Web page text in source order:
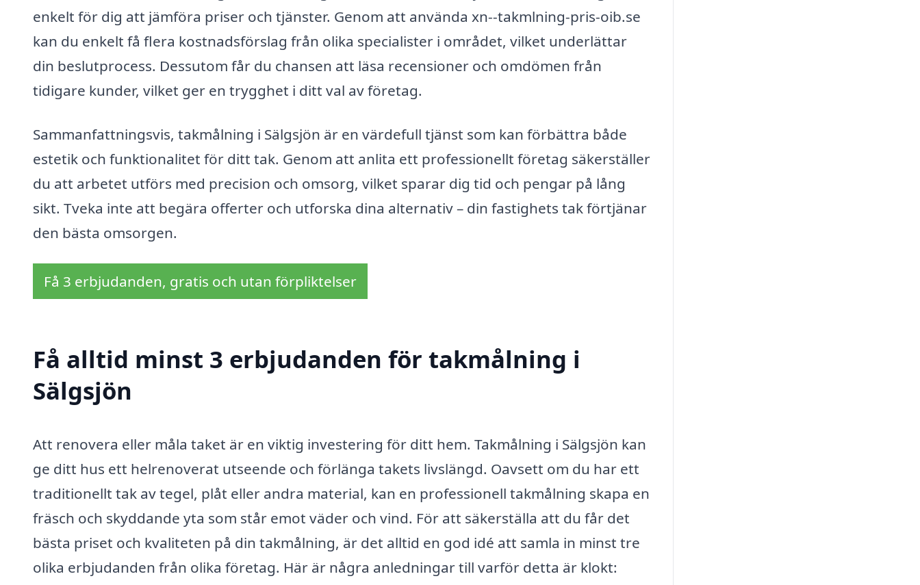
enkelt för dig att jämföra priser och tjänster. Genom att använda xn--takmlning-pris-oib.se
kan du enkelt få flera kostnadsförslag från olika specialister i området, vilket underlättar
din beslutprocess. Dessutom får du chansen att läsa recensioner och omdömen från
tidigare kunder, vilket ger en trygghet i ditt val av företag.
Sammanfattningsvis, takmålning i Sälgsjön är en värdefull tjänst som kan förbättra både
estetik och funktionalitet för ditt tak. Genom att anlita ett professionellt företag säkerställer
du att arbetet utförs med precision och omsorg, vilket sparar dig tid och pengar på lång
sikt. Tveka inte att begära offerter och utforska dina alternativ – din fastighets tak förtjänar
den bästa omsorgen.
Få 3 erbjudanden, gratis och utan förpliktelser
Få alltid minst 3 erbjudanden för takmålning i
Sälgsjön
Att renovera eller måla taket är en viktig investering för ditt hem. Takmålning i Sälgsjön kan
ge ditt hus ett helrenoverat utseende och förlänga takets livslängd. Oavsett om du har ett
traditionellt tak av tegel, plåt eller andra material, kan en professionell takmålning skapa en
fräsch och skyddande yta som står emot väder och vind. För att säkerställa att du får det
bästa priset och kvaliteten på din takmålning, är det alltid en god idé att samla in minst tre
olika erbjudanden från olika företag. Här är några anledningar till varför detta är klokt: